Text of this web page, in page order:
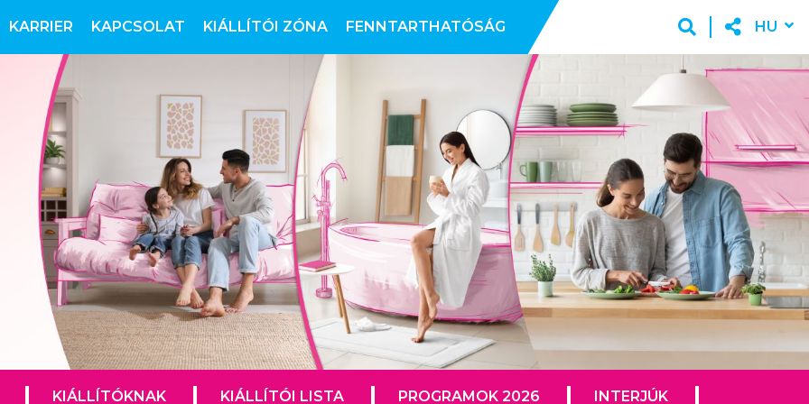
KARRIER KAPCSOLAT KIÁLLÍTÓI ZÓNA FENNTARTHATÓSÁG HU
KIÁLLÍTÓKNAK KIÁLLÍTÓI LISTA PROGRAMOK 2026 INTERJÚK